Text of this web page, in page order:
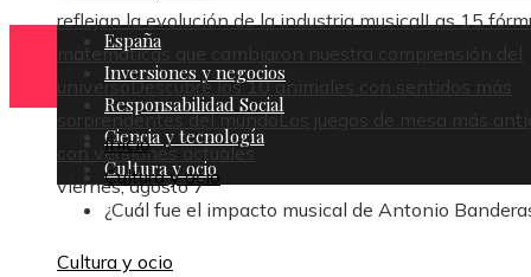
reflejan la evolución de la industria musicalLas 15
matemáticas que cambiaron nuestra comprensión del
universoDescubre los 10 animales con sentidos más
sorprendentes del mundoLos juegos de mesa más
con versiones actuales
viernes, agosto 7
España
Inversiones y negocios
Responsabilidad Social
Ciencia y tecnología
Cultura y ocio
Inicio
Cultura y ocio
¿Cuál fue el impacto musical de Antonio
Cultura y ocio